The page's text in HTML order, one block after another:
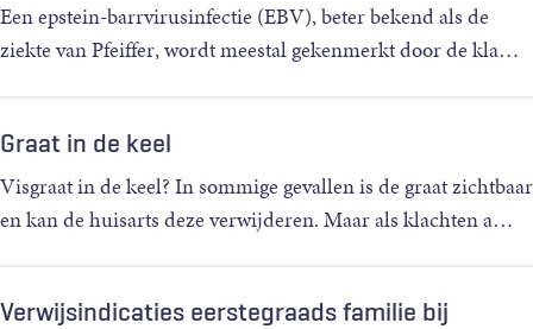
Een epstein-barrvirusinfectie (EBV), beter bekend als de
ziekte van Pfeiffer, wordt meestal gekenmerkt door de kla…
Graat in de keel
Visgraat in de keel? In sommige gevallen is de graat zichtbaar
en kan de huisarts deze verwijderen. Maar als klachten a…
Verwijsindicaties eerstegraads familie bij